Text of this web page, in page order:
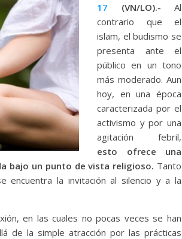
17 (VN/LO).- Al
contrario que el
islam, el budismo se
presenta ante el
público en un tono
más moderado. Aun
hoy, en una época
caracterizada por el
activismo y por una
agitación febril,
esto ofrece una
bajo un punto de vista religioso. Tanto
encuentra la invitación al silencio y a la
en las cuales no pocas veces se han
de la simple atracción por las prácticas